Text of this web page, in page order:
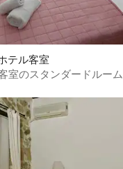
テル客室
室のスタンダードルーム